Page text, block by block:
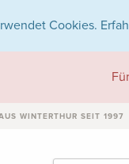
Cookies.
WINTERTHUR SEIT 1997